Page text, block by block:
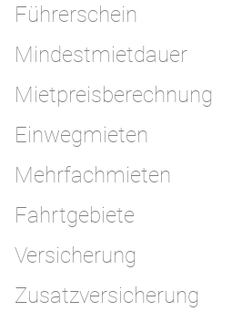
Führerschein
Mindestmietdauer
Mietpreisberechnung
Einwegmieten
Mehrfachmieten
Fahrtgebiete
Versicherung
Zusatzversicherung